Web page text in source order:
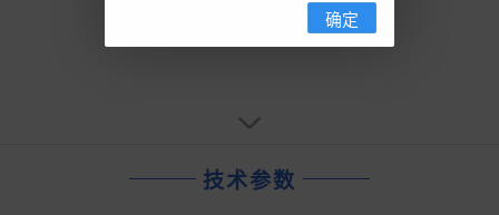
技术参数
确定